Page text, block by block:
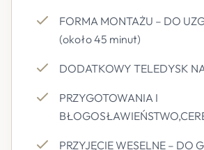
FORMA MONTAŻU – DO
(około 45 minut)
DODATKOWY TELEDYSK
PRZYGOTOWANIA I
PRZYJĘCIE WESELNE – DO